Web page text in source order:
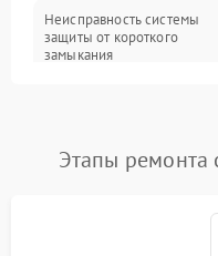
Неисправность системы
защиты от короткого
замыкания
Этапы ремонта